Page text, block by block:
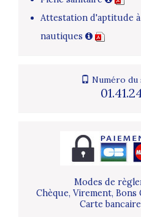
Attestation d'aptitude
nautiques
Numéro
Modes de
Chèque, Virement, Bons
Carte